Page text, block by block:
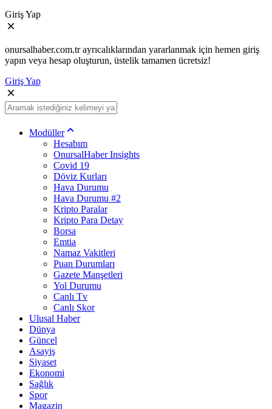
Giriş Yap
onursalhaber.com.tr ayrıcalıklarından yararlanmak için hemen giriş
yapın veya hesap oluşturun, üstelik tamamen ücretsiz!
Giriş Yap
Modüller
Hesabım
OnursalHaber Insights
Covid 19
Döviz Kurları
Hava Durumu
Hava Durumu #2
Kripto Paralar
Kripto Para Detay
Borsa
Emtia
Namaz Vakitleri
Puan Durumları
Gazete Manşetleri
Yol Durumu
Canlı Tv
Canlı Skor
Ulusal Haber
Dünya
Güncel
Asayiş
Siyaset
Ekonomi
Sağlık
Spor
Magazin